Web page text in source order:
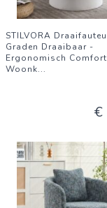
STILVORA
Graden Draaibaar -
Ergonomisch
Woonk...
€